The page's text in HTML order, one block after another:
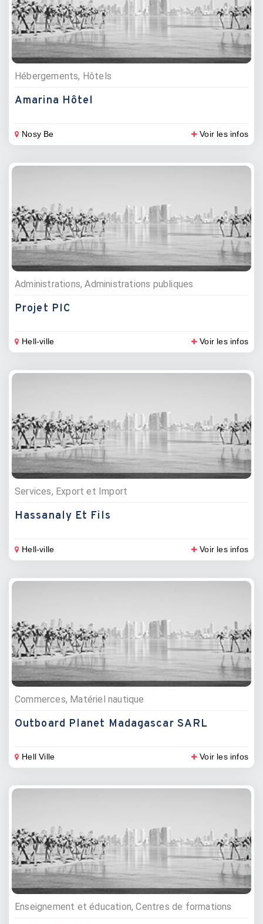
Hébergements, Hôtels
Amarina Hôtel
Nosy Be Voir les infos
Administrations, Administrations publiques
Projet PIC
Hell-ville Voir les infos
Services, Export et Import
Hassanaly Et Fils
Hell-ville Voir les infos
Commerces, Matériel nautique
Outboard Planet Madagascar SARL
Hell Ville Voir les infos
Enseignement et éducation, Centres de formations